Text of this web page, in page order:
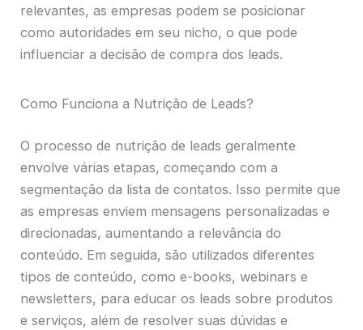
relevantes, as empresas podem se posicionar
como autoridades em seu nicho, o que pode
influenciar a decisão de compra dos leads.
Como Funciona a Nutrição de Leads?
O processo de nutrição de leads geralmente
envolve várias etapas, começando com a
segmentação da lista de contatos. Isso permite que
as empresas enviem mensagens personalizadas e
direcionadas, aumentando a relevância do
conteúdo. Em seguida, são utilizados diferentes
tipos de conteúdo, como e-books, webinars e
newsletters, para educar os leads sobre produtos
e serviços, além de resolver suas dúvidas e